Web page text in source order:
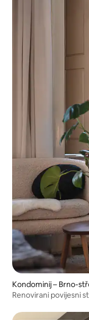
Kondominij – Brno-
Renovirani povijesni